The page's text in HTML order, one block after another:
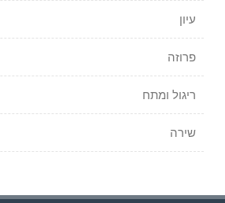
עיון
פרוזה
ריגול ומתח
שירה